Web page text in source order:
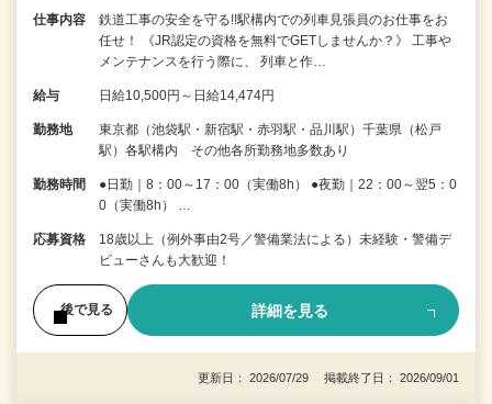
仕事内容
鉄道工事の安全を守る!!駅構内での列車見張員のお仕事をお
任せ！ 《JR認定の資格を無料でGETしませんか？》 工事や
メンテナンスを行う際に、 列車と作…
給与 日給10,500円～日給14,474円
勤務地
東京都（池袋駅・新宿駅・赤羽駅・品川駅）千葉県（松戸
駅）各駅構内 その他各所勤務地多数あり
勤務時間
●日勤｜8：00～17：00（実働8h） ●夜勤｜22：00～翌5：0
0（実働8h） …
応募資格
18歳以上（例外事由2号／警備業法による）未経験・警備デ
ビューさんも大歓迎！
後で見る 詳細を見る
更新日： 2026/07/29 掲載終了日： 2026/09/01